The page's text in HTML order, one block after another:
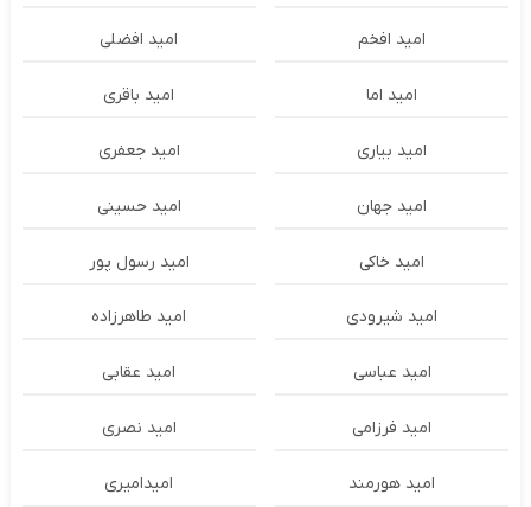
امید افخم امید افضلی
امید اما امید باقری
امید بیاری امید جعفری
امید جهان امید حسینی
امید خاکی امید رسول پور
امید شیرودی امید طاهرزاده
امید عباسی امید عقابی
امید فرزامی امید نصری
امید هورمند امیدامیری